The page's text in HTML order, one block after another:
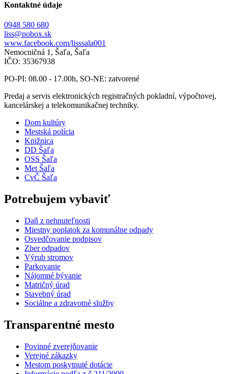
Kontaktné údaje
0948 580 680
liss@pobox.sk
www.facebook.com/lisssala001
Nemocničná 1, Šaľa, Šaľa
IČO: 35367938
PO-PI: 08.00 - 17.00h, SO-NE: zatvorené
Predaj a servis elektronických registračných pokladní, výpočtovej,
kancelárskej a telekomunikačnej techniky.
Dom kultúry
Mestská polícia
Knižnica
DD Šaľa
OSS Šaľa
Met Šaľa
CvČ Šaľa
Potrebujem vybaviť
Daň z nehnuteľnosti
Miestny poplatok za komunálne odpady
Osvedčovanie podpisov
Zber odpadov
Výrub stromov
Parkovanie
Nájomné bývanie
Matričný úrad
Stavebný úrad
Sociálne a zdravotné služby
Transparentné mesto
Povinné zverejňovanie
Verejné zákazky
Mestom poskytnuté dotácie